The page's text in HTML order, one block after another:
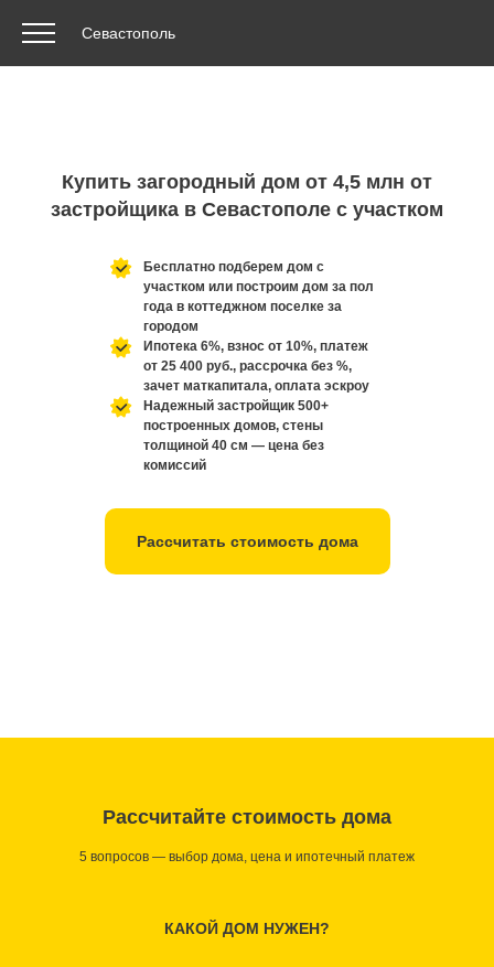
Севастополь
Купить загородный дом от 4,5 млн от
застройщика в Севастополе с участком
Бесплатно подберем дом с
участком или построим дом за пол
года в коттеджном поселке за
городом
Ипотека 6%, взнос от 10%, платеж
от 25 400 руб., рассрочка без %,
зачет маткапитала, оплата эскроу
Надежный застройщик 500+
построенных домов, стены
толщиной 40 см — цена без
комиссий
Рассчитать стоимость дома
Рассчитайте стоимость дома
5 вопросов — выбор дома, цена и ипотечный платеж
КАКОЙ ДОМ НУЖЕН?